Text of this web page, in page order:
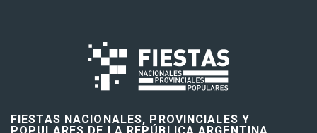
FIESTAS NACIONALES, PROVINCIALES Y